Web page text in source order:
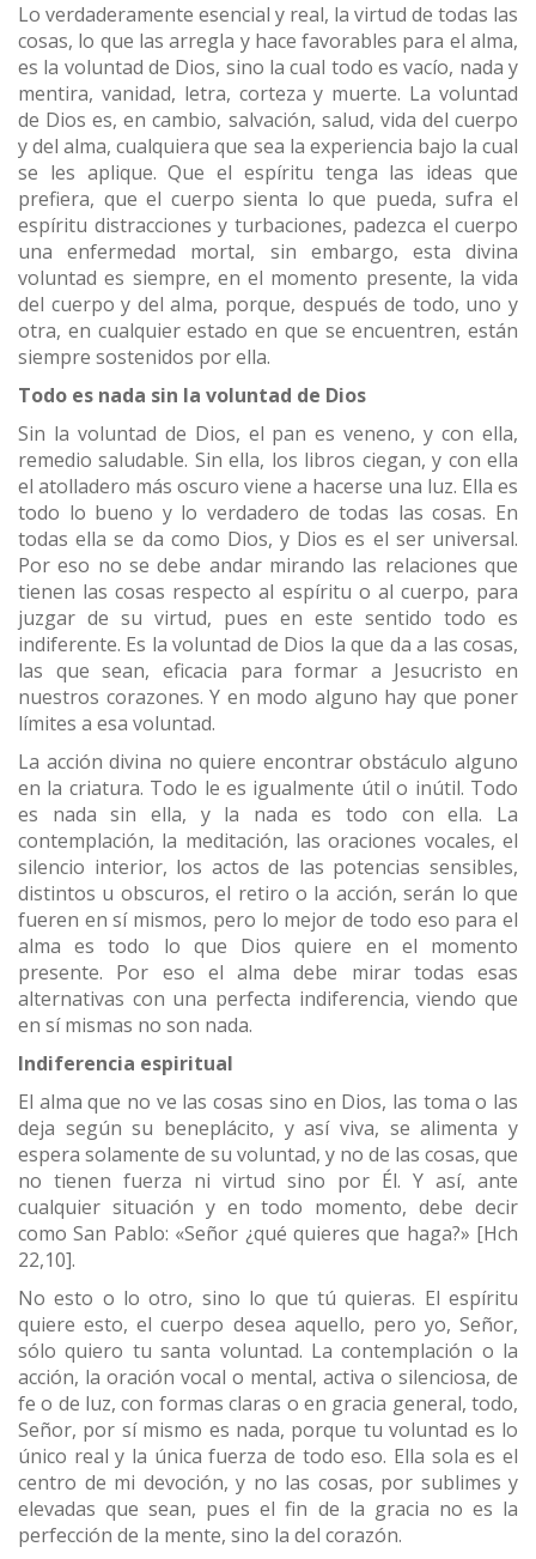
Lo verdaderamente esencial y real, la virtud de todas las
cosas, lo que las arregla y hace favorables para el alma,
es la voluntad de Dios, sino la cual todo es vacío, nada y
mentira, vanidad, letra, corteza y muerte. La voluntad
de Dios es, en cambio, salvación, salud, vida del cuerpo
y del alma, cualquiera que sea la experiencia bajo la cual
se les aplique. Que el espíritu tenga las ideas que
prefiera, que el cuerpo sienta lo que pueda, sufra el
espíritu distracciones y turbaciones, padezca el cuerpo
una enfermedad mortal, sin embargo, esta divina
voluntad es siempre, en el momento presente, la vida
del cuerpo y del alma, porque, después de todo, uno y
otra, en cualquier estado en que se encuentren, están
siempre sostenidos por ella.
Todo es nada sin la voluntad de Dios
Sin la voluntad de Dios, el pan es veneno, y con ella,
remedio saludable. Sin ella, los libros ciegan, y con ella
el atolladero más oscuro viene a hacerse una luz. Ella es
todo lo bueno y lo verdadero de todas las cosas. En
todas ella se da como Dios, y Dios es el ser universal.
Por eso no se debe andar mirando las relaciones que
tienen las cosas respecto al espíritu o al cuerpo, para
juzgar de su virtud, pues en este sentido todo es
indiferente. Es la voluntad de Dios la que da a las cosas,
las que sean, eficacia para formar a Jesucristo en
nuestros corazones. Y en modo alguno hay que poner
límites a esa voluntad.
La acción divina no quiere encontrar obstáculo alguno
en la criatura. Todo le es igualmente útil o inútil. Todo
es nada sin ella, y la nada es todo con ella. La
contemplación, la meditación, las oraciones vocales, el
silencio interior, los actos de las potencias sensibles,
distintos u obscuros, el retiro o la acción, serán lo que
fueren en sí mismos, pero lo mejor de todo eso para el
alma es todo lo que Dios quiere en el momento
presente. Por eso el alma debe mirar todas esas
alternativas con una perfecta indiferencia, viendo que
en sí mismas no son nada.
Indiferencia espiritual
El alma que no ve las cosas sino en Dios, las toma o las
deja según su beneplácito, y así viva, se alimenta y
espera solamente de su voluntad, y no de las cosas, que
no tienen fuerza ni virtud sino por Él. Y así, ante
cualquier situación y en todo momento, debe decir
como San Pablo: «Señor ¿qué quieres que haga?» [Hch
22,10].
No esto o lo otro, sino lo que tú quieras. El espíritu
quiere esto, el cuerpo desea aquello, pero yo, Señor,
sólo quiero tu santa voluntad. La contemplación o la
acción, la oración vocal o mental, activa o silenciosa, de
fe o de luz, con formas claras o en gracia general, todo,
Señor, por sí mismo es nada, porque tu voluntad es lo
único real y la única fuerza de todo eso. Ella sola es el
centro de mi devoción, y no las cosas, por sublimes y
elevadas que sean, pues el fin de la gracia no es la
perfección de la mente, sino la del corazón.